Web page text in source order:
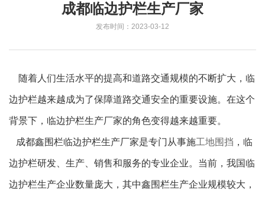
成都临边护栏生产厂家
发布时间：2023-03-12
随着人们生活水平的提高和道路交通规模的不断扩大，临
边护栏越来越成为了保障道路交通安全的重要设施。在这个
背景下，临边护栏生产厂家的角色变得越来越重要。
成都鑫围栏临边护栏生产厂家是专门从事施工地围挡 ，临
边护栏研发、生产、销售和服务的专业企业。当前，我国临
边护栏生产企业数量庞大，其中鑫围栏生产企业规模较大，